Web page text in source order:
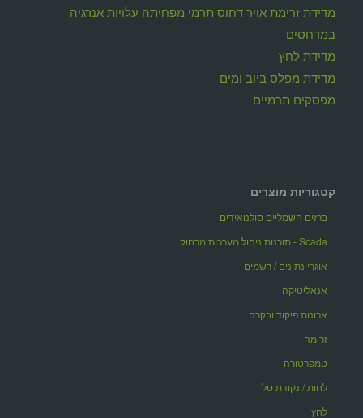
מדידת זרימת אויר דחוס תרמי מפחיתה עלויות אנרגיה
במדחסים
מדידת לחץ
מדידת מפלס ביוב ומים
מפסקים תרמיים
קטגוריות מוצרים
ברזים חשמליים סולנואידים
Scada - תוכנות ניהול מערכות מרחוק
אוגרי נתונים / רשמים
אנאליטיקה
ארונות פיקוד ובקרה
זרימה
טמפרטורה
לחות / נקודת טל
לחץ